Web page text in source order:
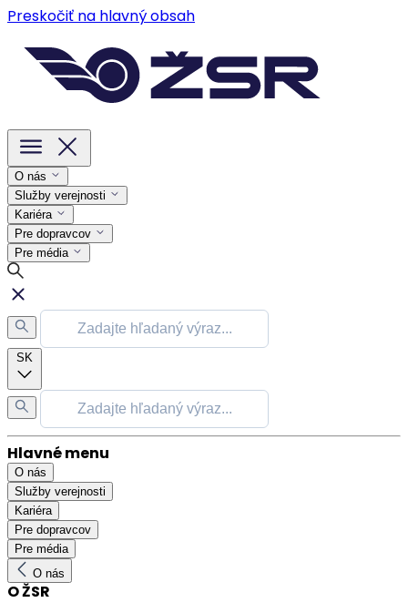
Preskočiť na hlavný obsah
O nás
Služby verejnosti
Kariéra
Pre dopravcov
Pre média
SK
Hlavné menu
O nás
Služby verejnosti
Kariéra
Pre dopravcov
Pre média
O nás
O ŽSR